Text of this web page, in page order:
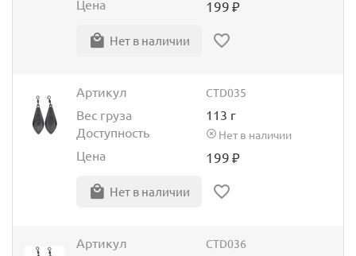
Цена 199₽
Нет в наличии
Артикул CTD035
Вес груза
113 г
Доступность
Нет в наличии
Цена 199₽
Нет в наличии
Артикул CTD036